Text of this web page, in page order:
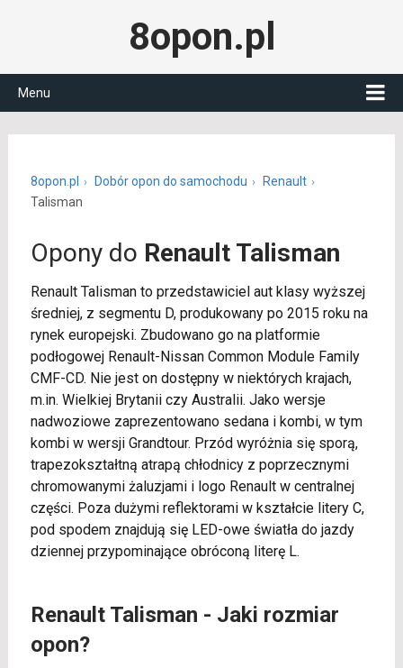
8opon.pl
Menu
8opon.pl Dobór opon do samochodu
Renault
Talisman
Opony do Renault Talisman
Renault Talisman to przedstawiciel aut klasy wyższej
średniej, z segmentu D, produkowany po 2015 roku na
rynek europejski. Zbudowano go na platformie
podłogowej Renault-Nissan Common Module Family
CMF-CD. Nie jest on dostępny w niektórych krajach,
m.in. Wielkiej Brytanii czy Australii. Jako wersje
nadwoziowe zaprezentowano sedana i kombi, w tym
kombi w wersji Grandtour. Przód wyróżnia się sporą,
trapezokształtną atrapą chłodnicy z poprzecznymi
chromowanymi żaluzjami i logo Renault w centralnej
części. Poza dużymi reflektorami w kształcie litery C,
pod spodem znajdują się LED-owe światła do jazdy
dziennej przypominające obróconą literę L.
Renault Talisman - Jaki rozmiar
opon?